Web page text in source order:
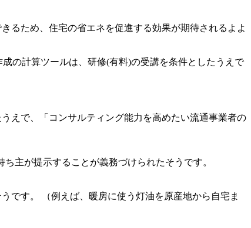
るため、住宅の省エネを促進する効果が期待されるよよ
の計算ツールは、研修(有料)の受講を条件としたうえで
えで、「コンサルティング能力を高めたい流通事業者の
主が提示することが義務づけられたそうです。
です。 （例えば、暖房に使う灯油を原産地から自宅ま